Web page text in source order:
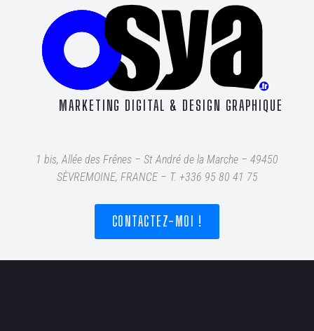
MARKETING DIGITAL & DESIGN GRAPHIQUE
1 bis, Allée des Frênes – St André de la Marche – 49450
SÈVREMOINE, FRANCE – T. +336 95 80 41 75
CONTACTEZ-MOI !